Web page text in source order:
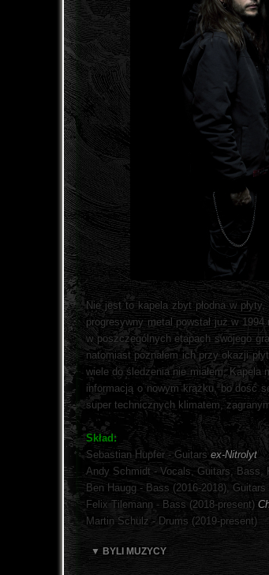
Nie jest to kapela zbyt płodna w
progresywny metal powstał już w
w poszczególnych etapach swojego
natomiast poznałem ich przy okazji
wiele do śledzenia nie miałem. Kapela
informacją o nowym krążku, bo dość
super technicznych klimatem,
Skład:
Sebastian Hupfer - Guitars ex-Nitrolyt
Andy Schmidt - Vocals, Guitars, Bass,
Ben Haugg - Bass (2016-2018),
Felix Tilemann - Bass (2018-present)
Martin Schulz - Drums (2019-present)
▼ BYLI MUZYCY